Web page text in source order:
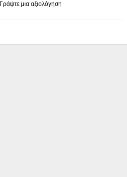
Γράψτε μια αξιολόγηση